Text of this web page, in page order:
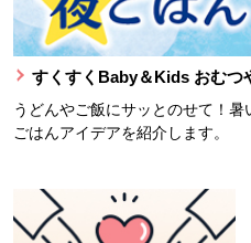
すくすくBaby＆Kids おむつ
うどんやご飯にサッとのせて！
ごはんアイデアを紹介します。